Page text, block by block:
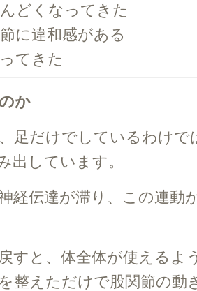
どくなってきた
に違和感がある
てきた
か
足だけでしているわけ
出しています。
経伝達が滞り、この連
すと、体全体が使えるよ
整えただけで股関節の動